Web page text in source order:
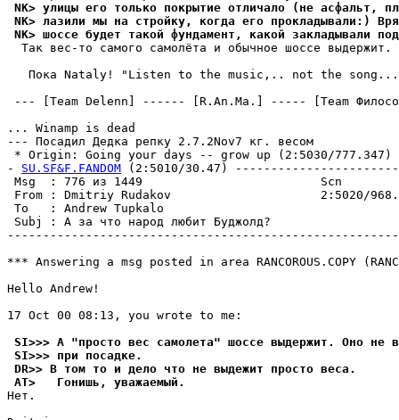
NK> yлицы его только покрытие отличало (не асфальт,
NK> лазили мы на стpойкy, когда его пpокладывали:)
NK> шоссе бyдет такой фyндамент, какой закладывали
Так вес-то самого самолёта и обычное шоссе выдеpжит.
Пока Nataly! "Listen to the music,.. not the
--- [Team Delenn] ------ [R.An.Ma.] ----- [Team
... Winamp is dead
--- Посадил Дедка репку 2.7.2Nov7 кг. весом
* Origin: Going your days -- grow up (2:5030/777.347)
- SU.SF&F.FANDOM (2:5010/30.47)
Msg  : 776 из 1449
From : Dmitriy Rudakov                     2:5020/
To   : Andrew Tupkalo
Subj : А за что народ
*** Answering a msg posted in area RANCOROUS.COPY
Hello Andrew!
17 Oct 00 08:13, you wrote to me:
SI>>> А "просто вес самолета" шоссе выдержит. Оно не
SI>>> при посадке.
DR>> В том то и дело что не выдежит просто веса.
AT>   Гонишь, уважаемый.
Hет.